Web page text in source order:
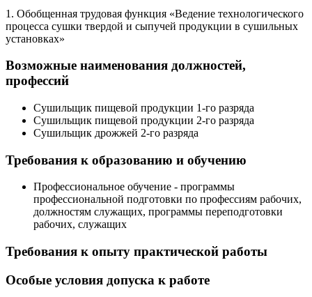
1. Обобщенная трудовая функция «Ведение технологического
процесса сушки твердой и сыпучей продукции в сушильных
установках»
Возможные наименования должностей,
профессий
Сушильщик пищевой продукции 1-го разряда
Сушильщик пищевой продукции 2-го разряда
Сушильщик дрожжей 2-го разряда
Требования к образованию и обучению
Профессиональное обучение - программы
профессиональной подготовки по профессиям рабочих,
должностям служащих, программы переподготовки
рабочих, служащих
Требования к опыту практической работы
Особые условия допуска к работе